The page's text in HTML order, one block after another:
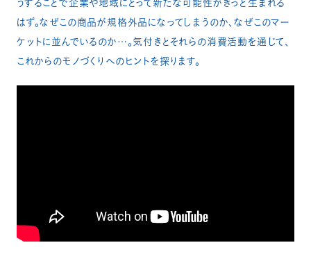
うすることで企業や地域にとって新たな可能性がきっと生まれる
はず。なぜこの商品が規格外品になってしまうのか、なぜこのマー
ケットに並んでいるのか…。気付きとそれらの消費活動を通じて、
これからのモノづくりへのヒントを探ります。